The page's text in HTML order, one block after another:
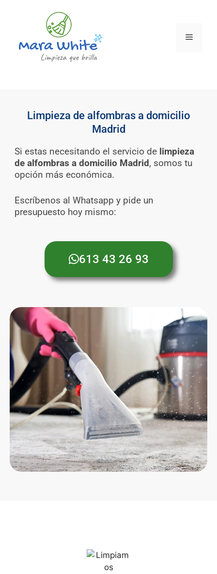
Limpieza de alfombras a domicilio
Madrid
Si estas necesitando el servicio de limpieza
de alfombras a domicilio Madrid, somos tu
opción más económica.
Escríbenos al Whatsapp y pide un
presupuesto hoy mismo:
613 43 26 93